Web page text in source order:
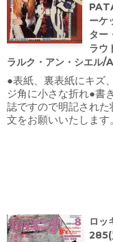
ーケ
ター
ラウ
ラルク・アン・シエル/
●表紙、裏表紙にキズ
ジ角に小さな折れ●書
誌ですので明記され
文をお願いいたします。
ロ
285(